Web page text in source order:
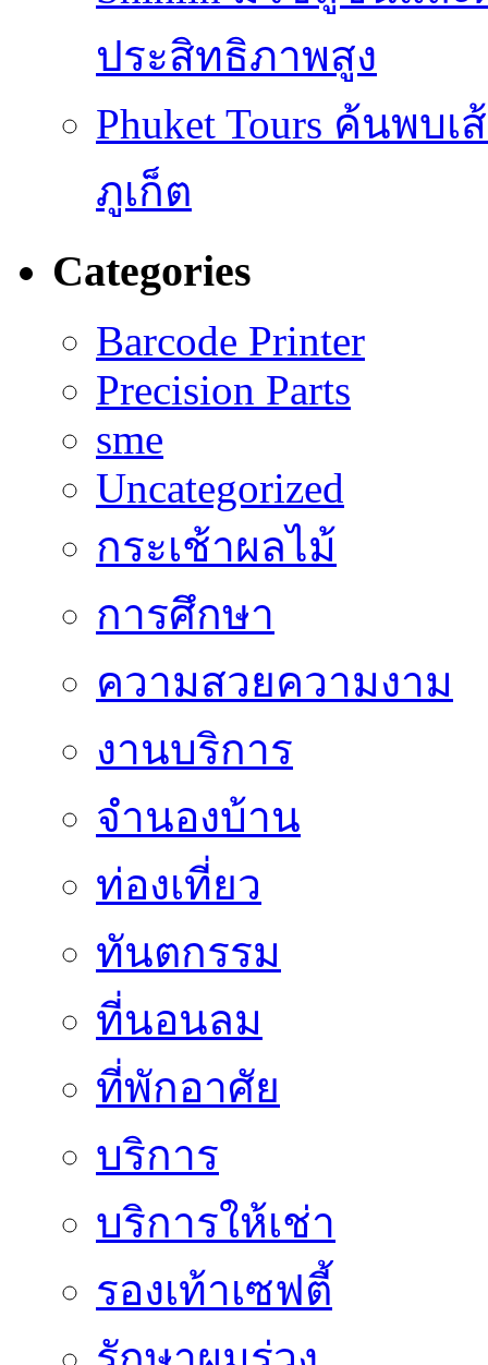
ประสิทธิภาพสูง
Phuket Tours ค้นพบ
ภูเก็ต
Categories
Barcode Printer
Precision Parts
sme
Uncategorized
กระเช้าผลไม้
การศึกษา
ความสวยความงาม
งานบริการ
จำนองบ้าน
ท่องเที่ยว
ทันตกรรม
ที่นอนลม
ที่พักอาศัย
บริการ
บริการให้เช่า
รองเท้าเซฟตี้